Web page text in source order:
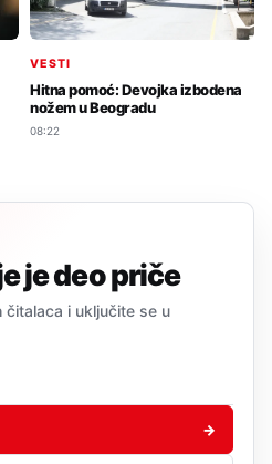
VESTI
Hitna pomoć: Devojka izbodena
nožem u Beogradu
08:22
je deo priče
i uključite se u
→